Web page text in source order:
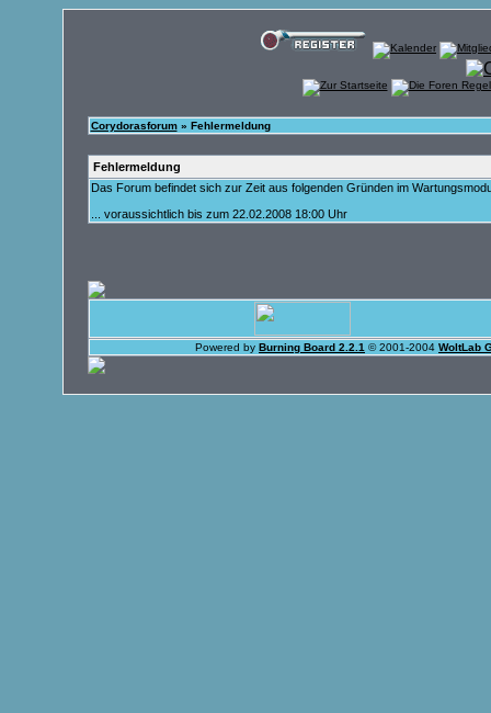
Corydorasforum» Fehlermeldung
Fehlermeldung
Das Forum befindet sich zur Zeit aus folgenden Gründen im
... voraussichtlich bis zum 22.02.2008 18:00 Uhr
Powered by Burning Board 2.2.1 © 2001-2004 WoltLab